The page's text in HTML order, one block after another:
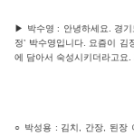
▶ 박수영 : 안녕하세요. 경기
정’ 박수영입니다. 요즘이 김
에 담아서 숙성시키더라고요
○ 박성용 : 김치, 간장, 된장